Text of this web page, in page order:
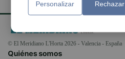
© El Meridiano L'Horta 2026 - Valencia - España
Quiénes somos
Personalizar Rechazar